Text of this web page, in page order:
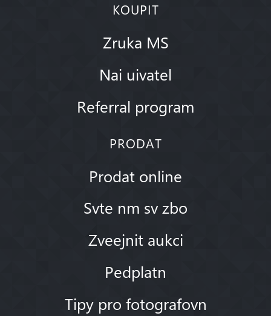
KOUPIT
Zruka MS
Nai uivatel
Referral program
PRODAT
Prodat online
Svte nm sv zbo
Zveejnit aukci
Pedplatn
Tipy pro fotografovn